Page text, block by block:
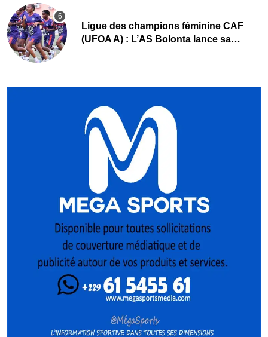
Ligue des champions féminine CAF
(UFOA A) : L’AS Bolonta lance sa